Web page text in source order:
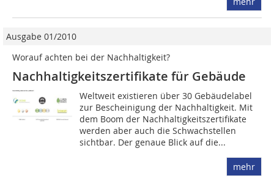
Ausgabe 01/2010
Worauf achten bei der Nachhaltigkeit?
Nachhaltigkeitszertifikate für Gebäude
Weltweit existieren über 30 Gebäudelabel
zur Bescheinigung der Nachhaltigkeit. Mit
dem Boom der Nachhaltigkeitszertifikate
werden aber auch die Schwachstellen
sichtbar. Der genaue Blick auf die...
mehr